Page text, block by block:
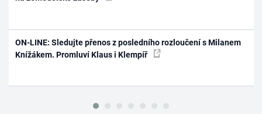
ON-LINE: Sledujte přenos z posledního rozloučení s Milanem
Knížákem. Promluví Klaus i Klempíř